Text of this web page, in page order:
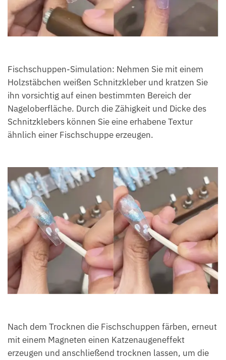
Fischschuppen-Simulation: Nehmen Sie mit einem
Holzstäbchen weißen Schnitzkleber und kratzen Sie
ihn vorsichtig auf einen bestimmten Bereich der
Nageloberfläche. Durch die Zähigkeit und Dicke des
Schnitzklebers können Sie eine erhabene Textur
ähnlich einer Fischschuppe erzeugen.
Nach dem Trocknen die Fischschuppen färben, erneut
mit einem Magneten einen Katzenaugeneffekt
erzeugen und anschließend trocknen lassen, um die